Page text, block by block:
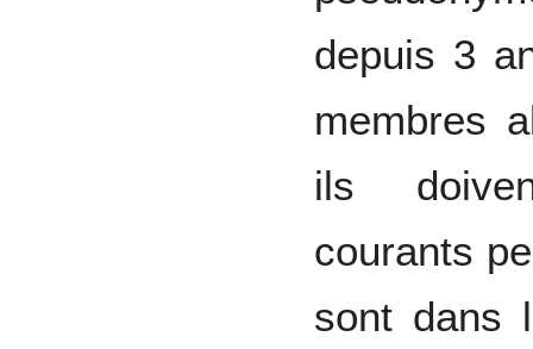
depuis 3
membres
ils
courants
sont dans